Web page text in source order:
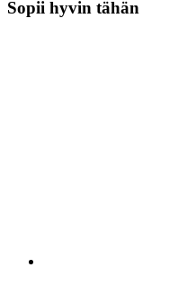
Sopii hyvin tähän